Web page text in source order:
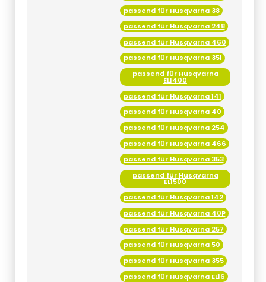
passend für Husqvarna 38
passend für Husqvarna 248
passend für Husqvarna 460
passend für Husqvarna 351
passend für Husqvarna
EL1400
passend für Husqvarna 141
passend für Husqvarna 40
passend für Husqvarna 254
passend für Husqvarna 466
passend für Husqvarna 353
passend für Husqvarna
EL1500
passend für Husqvarna 142
passend für Husqvarna 40P
passend für Husqvarna 257
passend für Husqvarna 50
passend für Husqvarna 355
passend für Husqvarna EL16